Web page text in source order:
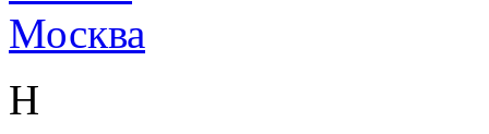
Москва
Н